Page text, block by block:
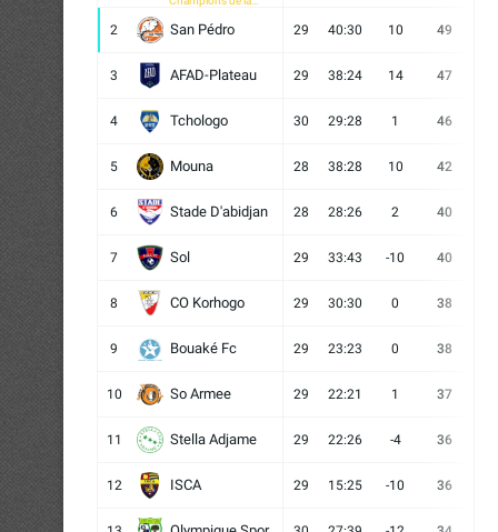
2 San Pédro 29 40:30 10 49
3 AFAD-Plateau 29 38:24 14 47
4 Tchologo 30 29:28 1 46
5 Mouna 28 38:28 10 42
6 Stade D'abidjan 28 28:26 2 40
7 Sol 29 33:43 -10 40
8 CO Korhogo 29 30:30 0 38
9 Bouaké Fc 29 23:23 0 38
10 So Armee 29 22:21 1 37
11 Stella Adjame 29 22:26 -4 36
12 ISCA 29 15:25 -10 36